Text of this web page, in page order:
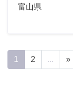
富山県
1 2 ... »